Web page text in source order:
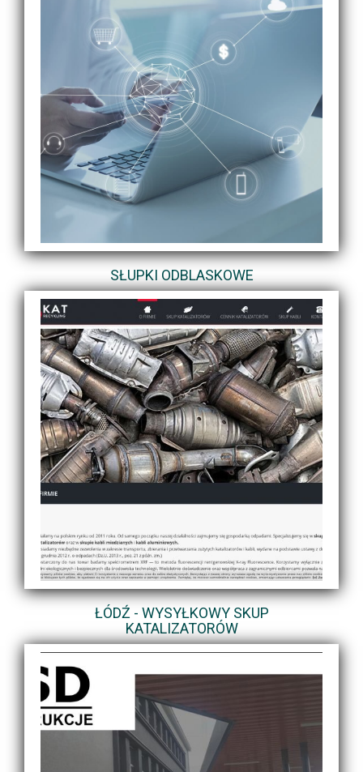
SŁUPKI ODBLASKOWE
ŁÓDŹ - WYSYŁKOWY SKUP
KATALIZATORÓW